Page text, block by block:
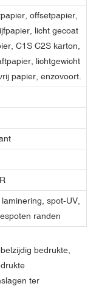
offsetpapier,
licht gecoat
C1S C2S karton,
lichtgewicht
papier, enzovoort.
spot-UV,
randen